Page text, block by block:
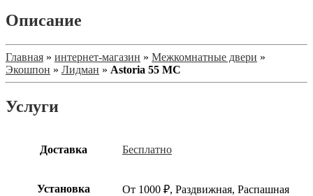
Описание
Главная » интернет-магазин » Межкомнатные двери »
Экошпон » Лидман » Astoria 55 МС
Услуги
Доставка Бесплатно
Установка От 1000 ₽, Раздвижная, Распашная